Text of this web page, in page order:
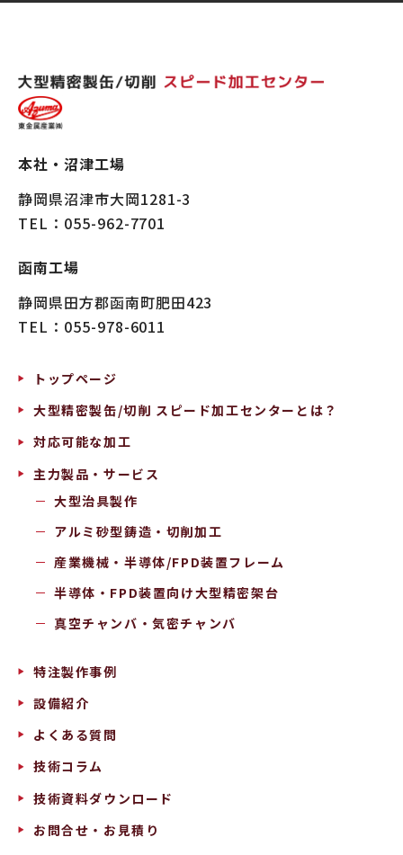
本社・沼津工場
静岡県沼津市大岡1281-3
TEL ：055-962-7701
函南工場
静岡県田方郡函南町肥田423
TEL ：055-978-6011
トップページ
大型精密製缶/切削 スピード加工センターとは？
対応可能な加工
主力製品・サービス
大型治具製作
アルミ砂型鋳造・切削加工
産業機械・半導体/FPD装置フレーム
半導体・FPD装置向け大型精密架台
真空チャンバ・気密チャンバ
特注製作事例
設備紹介
よくある質問
技術コラム
技術資料ダウンロード
お問合せ・お見積り